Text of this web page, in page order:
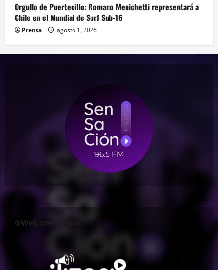
Orgullo de Puertecillo: Romano Menichetti representará a
Chile en el Mundial de Surf Sub-16
Prensa agosto 1, 2026
®Web creada por: